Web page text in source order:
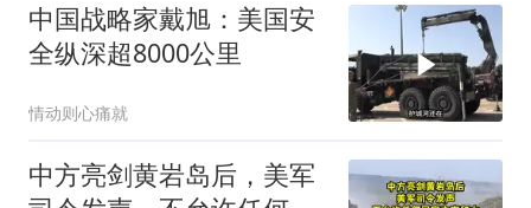
中国战略家戴旭：美国安
全纵深超8000公里
情动则心痛就
中方亮剑黄岩岛后，美军